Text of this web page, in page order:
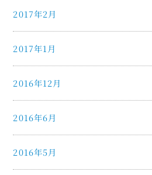
2017年2月
2017年1月
2016年12月
2016年6月
2016年5月